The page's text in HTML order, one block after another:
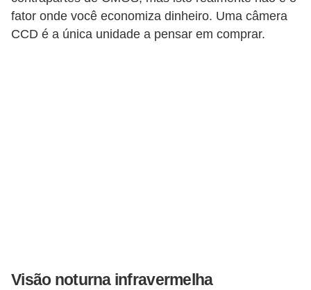
fator onde você economiza dinheiro. Uma câmera
CCD é a única unidade a pensar em comprar.
Visão noturna infravermelha
o
s
e